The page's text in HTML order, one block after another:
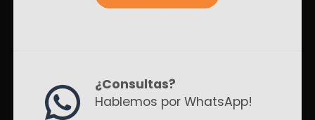
¿Consultas?
Hablemos por WhatsApp!